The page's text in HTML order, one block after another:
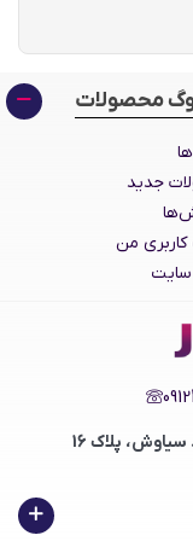
ویدیوها
ویدیو
در صفحات
برای
از این باید
محصولات
جدید
من